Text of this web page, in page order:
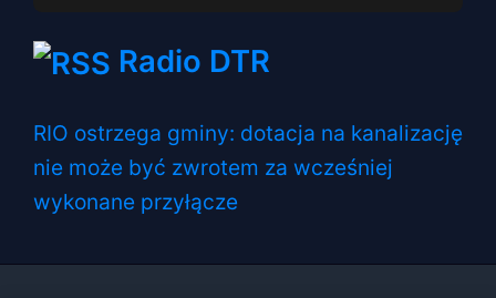
Radio DTR
RIO ostrzega gminy: dotacja na kanalizację
nie może być zwrotem za wcześniej
wykonane przyłącze